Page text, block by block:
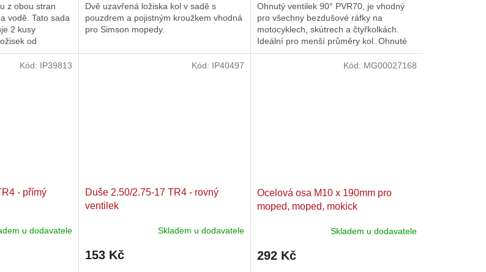
z obou stran
vodě. Tato sada
2 kusy
od
Dvě uzavřená ložiska kol v sadě s
pouzdrem a pojistným kroužkem vhodná
pro Simson mopedy.
1,0
z
5
hvězdiček.
Ohnutý ventilek 90° PVR70, je vhodný
pro všechny bezdušové ráfky na
motocyklech, skútrech a čtyřkolkách.
Ideální pro menší průměry kol. Ohnuté
ventilky jsou vhodné pro ráfky,...
- přímý
u dodavatele
Kód: IP39813
Duše 2.50/2.75-17 TR4 - rovný
ventilek
Skladem u dodavatele
153 Kč
Kód: IP40497
Ocelová osa M10 x 190mm pro
moped, moped, mokick
Skladem u dodavatele
292 Kč
Kód: MG00027168